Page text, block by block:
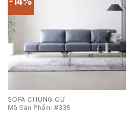
SOFA CHUNG CƯ
Mã Sản Phẩm: #335